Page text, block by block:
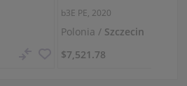
b3E PE, 2020
Polonia / Szczecin
$7,521.78